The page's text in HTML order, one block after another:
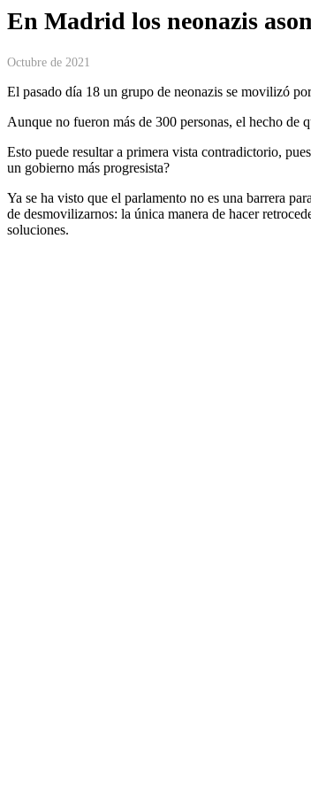
En Madrid los neonazis
Octubre de 2021
El pasado día 18 un grupo de neonazis se movilizó
Aunque no fueron más de 300 personas, el hecho de
Esto puede resultar a primera vista contradictorio,
un gobierno más progresista?
Ya se ha visto que el parlamento no es una barrera
de desmovilizarnos: la única manera de hacer
soluciones.